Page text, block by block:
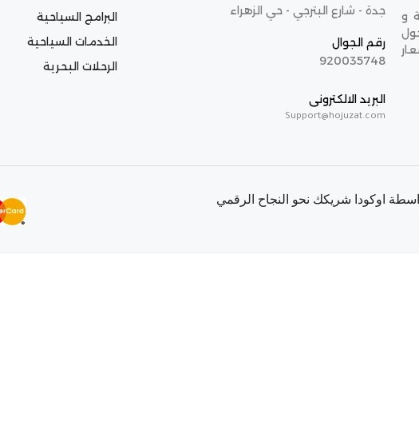
و
جدة - شارع البترجي - حي الزهراء
رقم الجوال
920035748
البريد الالكترونى
Support@hojuzat.com
البرامج السياحية
الخدمات السياحية
الرحلات البحرية
اوكودا شريكك نحو النجاح الرقمي